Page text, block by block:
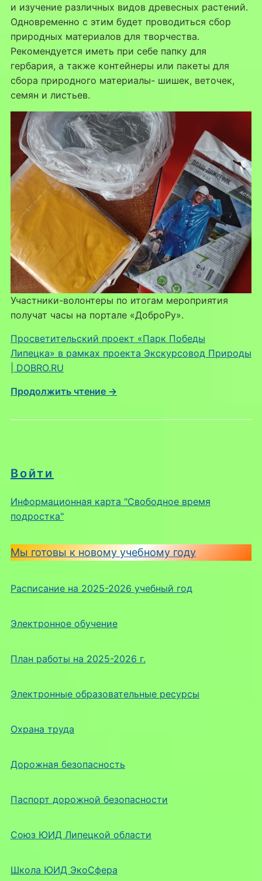
Войти
Информационная карта "Свободное время
подростка"
Мы готовы к новому учебному году
Расписание на 2025-2026 учебный год
Электронное обучение
План работы на 2025-2026 г.
Электронные образовательные ресурсы
Охрана труда
Дорожная безопасность
Паспорт дорожной безопасности
Союз ЮИД Липецкой области
Школа ЮИД ЭкоСфера
и изучение различных видов древесных растений.
Одновременно с этим будет проводиться сбор
природных материалов для творчества.
Рекомендуется иметь при себе папку для
гербария, а также контейнеры или пакеты для
сбора природного материалы- шишек, веточек,
семян и листьев.
Участники-волонтеры по итогам мероприятия
получат часы на портале «ДоброРу».
Просветительский проект «Парк Победы
Липецка» в рамках проекта Экскурсовод Природы
| DOBRO.RU
Продолжить чтение →